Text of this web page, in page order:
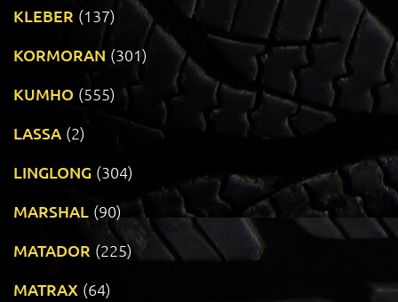
KLEBER (137)
KORMORAN (301)
KUMHO (555)
LASSA (2)
LINGLONG (304)
MARSHAL (90)
MATADOR (225)
MATRAX (64)